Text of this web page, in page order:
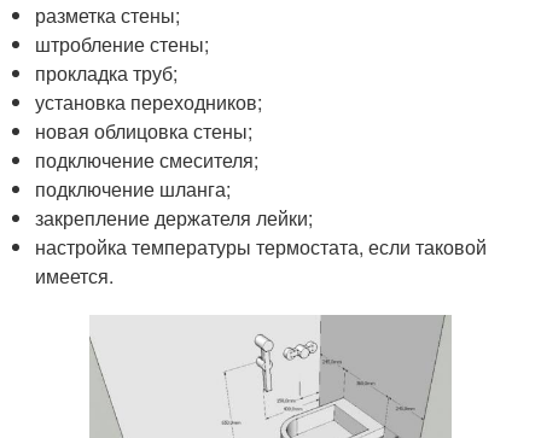
разметка стены;
штробление стены;
прокладка труб;
установка переходников;
новая облицовка стены;
подключение смесителя;
подключение шланга;
закрепление держателя лейки;
настройка температуры термостата, если таковой
имеется.